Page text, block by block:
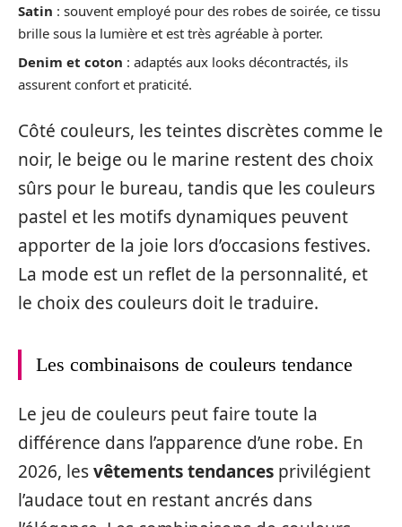
Satin : souvent employé pour des robes de soirée, ce tissu
brille sous la lumière et est très agréable à porter.
Denim et coton : adaptés aux looks décontractés, ils
assurent confort et praticité.
Côté couleurs, les teintes discrètes comme le
noir, le beige ou le marine restent des choix
sûrs pour le bureau, tandis que les couleurs
pastel et les motifs dynamiques peuvent
apporter de la joie lors d’occasions festives.
La mode est un reflet de la personnalité, et
le choix des couleurs doit le traduire.
Les combinaisons de couleurs tendance
Le jeu de couleurs peut faire toute la
différence dans l’apparence d’une robe. En
2026, lesvêtements tendances privilégient
l’audace tout en restant ancrés dans